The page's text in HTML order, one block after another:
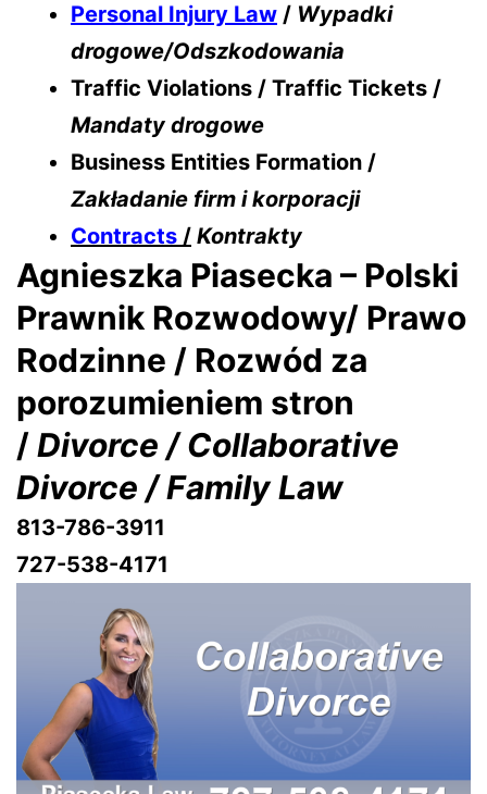
Personal Injury Law / Wypadki
drogowe/Odszkodowania
Traffic Violations / Traffic Tickets /
Mandaty drogowe
Business Entities Formation /
Zakładanie firm i korporacji
Contracts / Kontrakty
Agnieszka Piasecka – Polski
Prawnik Rozwodowy/ Prawo
Rodzinne / Rozwód za
porozumieniem stron
/Divorce / Collaborative
Divorce / Family Law
813-786-3911
727-538-4171